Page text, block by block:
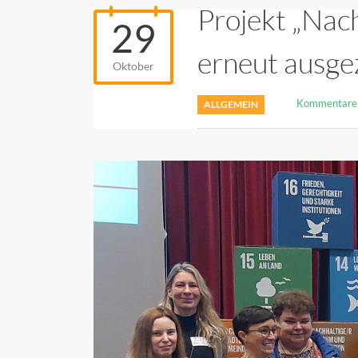
29
Oktober
Projekt
erneut
ALLGEMEIN